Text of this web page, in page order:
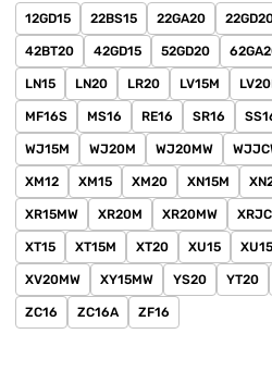
12GD15 22BS15 22GA20
42BT20 42GD15 52GD20
LN15 LN20 LR20 LV15M
MF16S MS16 RE16 SR16
WJ15M WJ20M WJ20MW
XM12 XM15 XM20 XN15M
XR15MW XR20M XR20MW
XT15 XT15M XT20 XU15
XV20MW XY15MW YS20 YT20
ZC16 ZC16A ZF16